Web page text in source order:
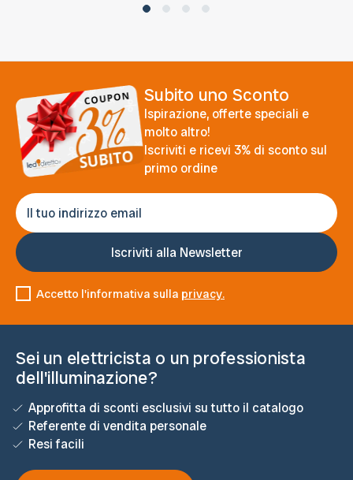
Subito uno Sconto
Ispirazione, offerte speciali e
molto altro!
Iscriviti e ricevi 3% di sconto sul
primo ordine
Accetto l'informativa sulla privacy.
Sei un elettricista o un professionista
dell'illuminazione?
Approfitta di sconti esclusivi su tutto il catalogo
Referente di vendita personale
Resi facili